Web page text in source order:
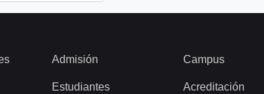
Admisión
Estudiantes
Campus
Acreditación